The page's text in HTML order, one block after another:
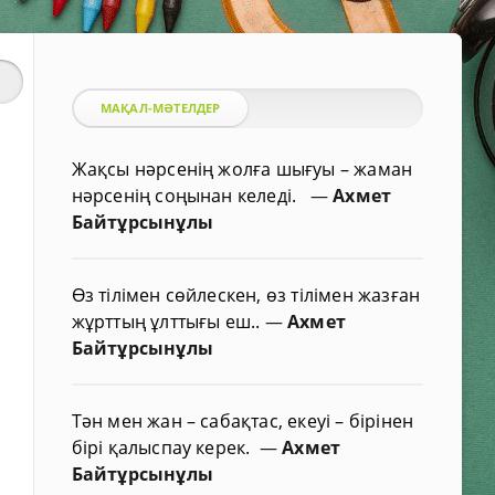
МАҚАЛ-МӘТЕЛДЕР
Жақсы нәрсенің жолға шығуы – жаман
нәрсенің соңынан келеді. —Ахмет
Байтұрсынұлы
Өз тілімен сөйлескен, өз тілімен жазған
жұрттың ұлттығы еш.. —Ахмет
Байтұрсынұлы
Тән мен жан – сабақтас, екеуі – бірінен
бірі қалыспау керек. —Ахмет
Байтұрсынұлы